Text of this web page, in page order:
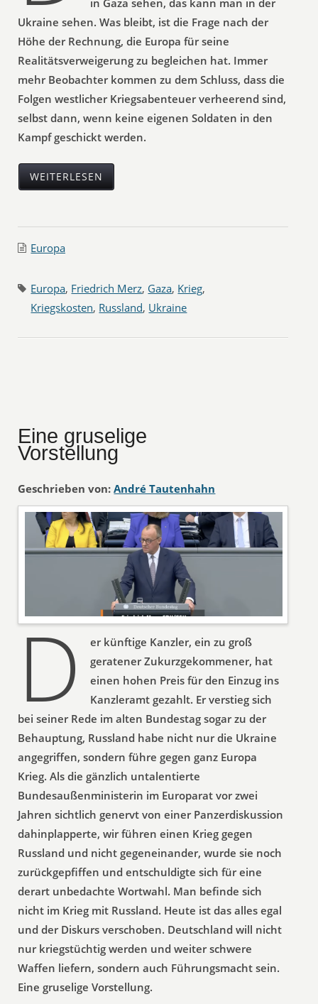
in Gaza sehen, das kann man in der
Ukraine sehen. Was bleibt, ist die Frage nach der
Höhe der Rechnung, die Europa für seine
Realitätsverweigerung zu begleichen hat. Immer
mehr Beobachter kommen zu dem Schluss, dass die
Folgen westlicher Kriegsabenteuer verheerend sind,
selbst dann, wenn keine eigenen Soldaten in den
Kampf geschickt werden.
WEITERLESEN
Europa
Europa, Friedrich Merz, Gaza, Krieg,
Kriegskosten, Russland, Ukraine
Eine gruselige
Vorstellung
Geschrieben von: André Tautenhahn
D
er künftige Kanzler, ein zu groß
geratener Zukurzgekommener, hat
einen hohen Preis für den Einzug ins
Kanzleramt gezahlt. Er verstieg sich
bei seiner Rede im alten Bundestag sogar zu der
Behauptung, Russland habe nicht nur die Ukraine
angegriffen, sondern führe gegen ganz Europa
Krieg. Als die gänzlich untalentierte
Bundesaußenministerin im Europarat vor zwei
Jahren sichtlich genervt von einer Panzerdiskussion
dahinplapperte, wir führen einen Krieg gegen
Russland und nicht gegeneinander, wurde sie noch
zurückgepfiffen und entschuldigte sich für eine
derart unbedachte Wortwahl. Man befinde sich
nicht im Krieg mit Russland. Heute ist das alles egal
und der Diskurs verschoben. Deutschland will nicht
nur kriegstüchtig werden und weiter schwere
Waffen liefern, sondern auch Führungsmacht sein.
Eine gruselige Vorstellung.